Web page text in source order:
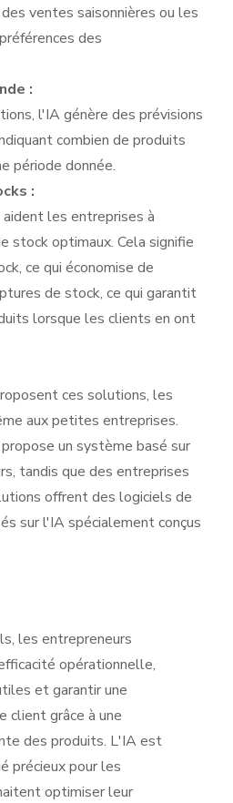
ventes saisonnières ou les
des
:
l'IA génère des prévisions
combien de produits
période donnée.
:
les entreprises à
stock optimaux. Cela signifie
ce qui économise de
de stock, ce qui garantit
lorsque les clients en ont
ces solutions, les
aux petites entreprises.
un système basé sur
tandis que des entreprises
offrent des logiciels de
sur l'IA spécialement conçus
les entrepreneurs
opérationnelle,
et garantir une
client grâce à une
des produits. L'IA est
précieux pour les
optimiser leur